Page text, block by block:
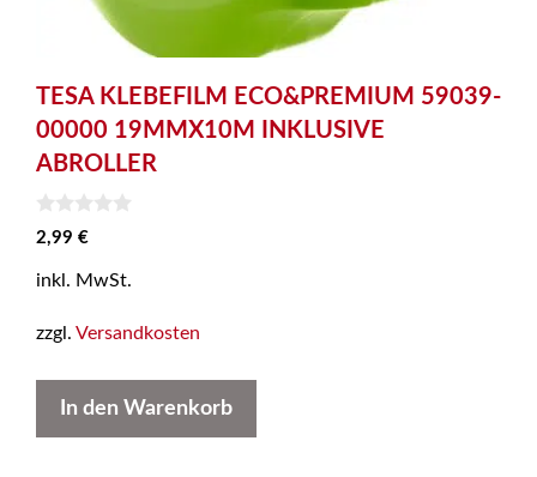
TESA KLEBEFILM ECO&PREMIUM 59039-
00000 19MMX10M INKLUSIVE
ABROLLER
0
v
n
2,99 €
inkl. MwSt.
zzgl. Versandkosten
In den Warenkorb